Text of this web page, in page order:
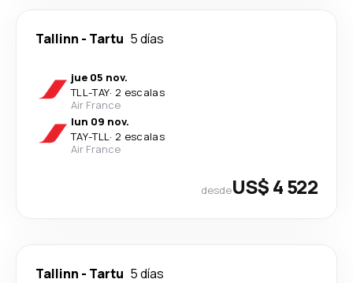
Tallinn - Tartu 5 días
jue 05 nov.
TLL-TAY· 2 escalas
Air France
lun 09 nov.
TAY-TLL· 2 escalas
Air France
desdeUS$ 4 522
Tallinn - Tartu 5 días